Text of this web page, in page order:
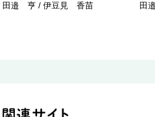
田邉 亨 / 伊豆見 香苗 田